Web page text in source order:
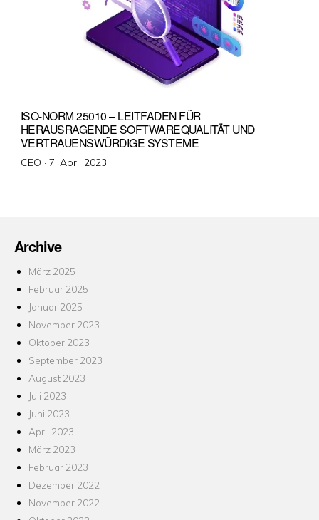
ISO-NORM 25010 – LEITFADEN FÜR
HERAUSRAGENDE SOFTWAREQUALITÄT UND
VERTRAUENSWÜRDIGE SYSTEME
CEO · Veröffentlicht
7. April 2023
Archive
März 2025
Februar 2025
Januar 2025
November 2023
Oktober 2023
September 2023
August 2023
Juli 2023
Juni 2023
April 2023
März 2023
Februar 2023
Dezember 2022
November 2022